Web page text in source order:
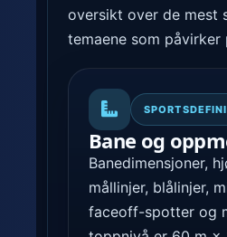
oversikt over de mest
temaene som påvirker
Bane og
Banedimensjoner,
mållinjer, blålinjer,
faceoff-spotter og